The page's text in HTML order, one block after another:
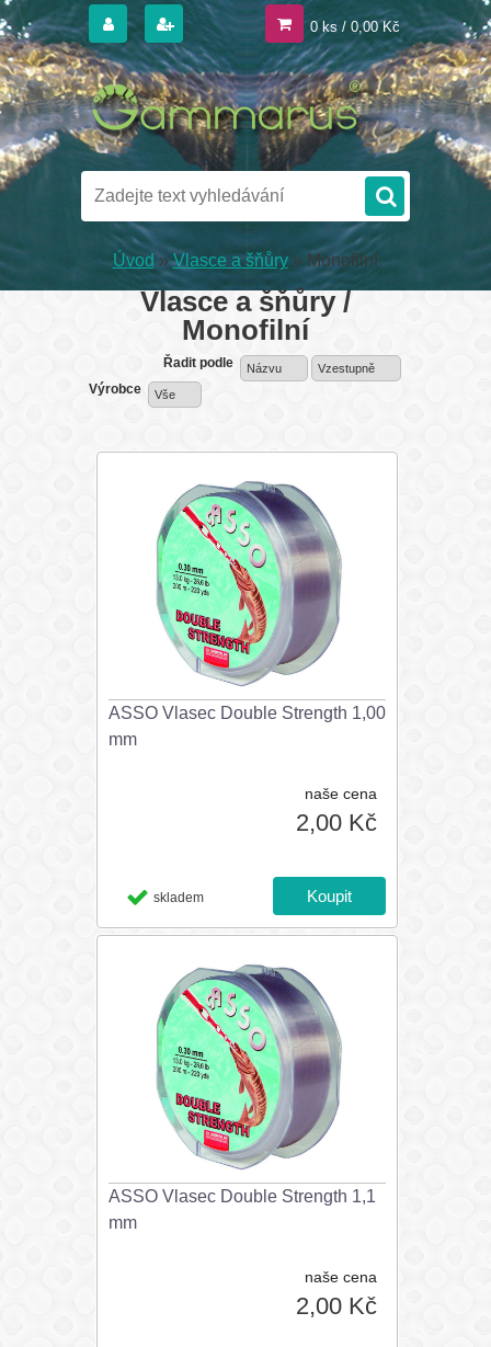
0 ks / 0,00 Kč
Úvod » Vlasce a šňůry » Monofilní
Vlasce a šňůry /
Monofilní
Řadit podle Názvu Vzestupně
Výrobce Vše
ASSO Vlasec Double Strength 1,00
mm
naše cena
2,00 Kč
skladem
ASSO Vlasec Double Strength 1,1
mm
naše cena
2,00 Kč